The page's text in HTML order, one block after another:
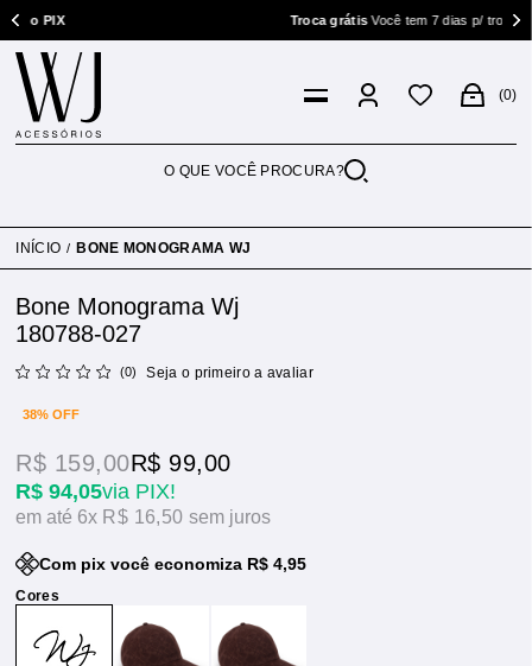
PIX Troca grátisVocê tem 7 dias p/ trocar
0
INÍCIO BONE MONOGRAMA WJ
Bone Monograma Wj
180788-027
(0) Seja o primeiro a avaliar
38% OFF
R$ 94,05via PIX!
R$ 159,00R$ 99,00
6x R$ 16,50sem juros
Com pix você economiza R$ 4,95